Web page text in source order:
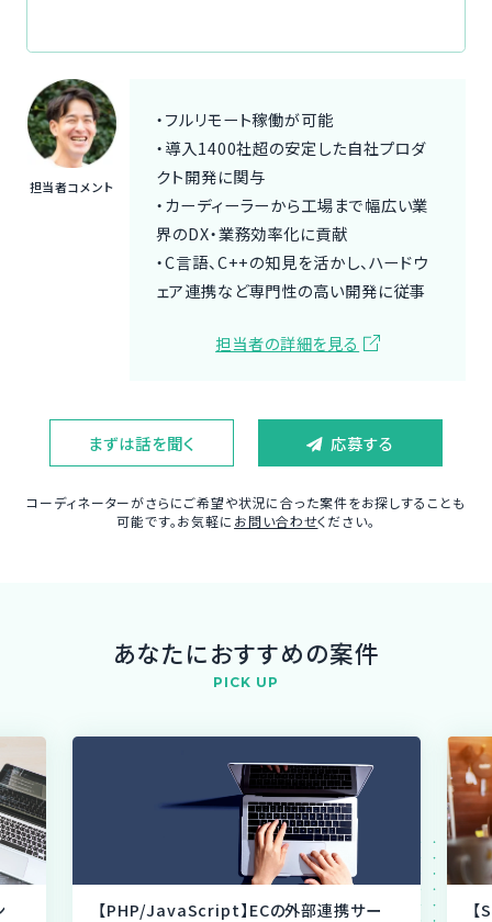
担当者コメント
・フルリモート稼働が可能
・導入1400社超の安定した自社プロダ
クト開発に関与
・カーディーラーから工場まで幅広い業
界のDX・業務効率化に貢献
・C言語、C++の知見を活かし、ハードウ
ェア連携など専門性の高い開発に従事
担当者の詳細を見る
まずは話を聞く 応募する
コーディネーターがさらにご希望や状況に合った案件をお探しすることも
可能です。お気軽に お問い合わせください。
あなたにおすすめの案件
PICK UP
【PHP/JavaScript】ECの外部連携サー